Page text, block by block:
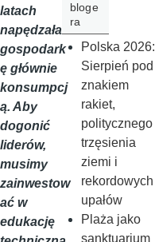
latach
napędzała
gospodark
ę głównie
konsumpcj
ą. Aby
dogonić
liderów,
musimy
zainwestow
ać w
edukację
bloge
ra
Polska 2026:
Sierpień pod
znakiem
rakiet,
politycznego
trzęsienia
ziemi i
rekordowych
upałów
Plaża jako
sanktuarium